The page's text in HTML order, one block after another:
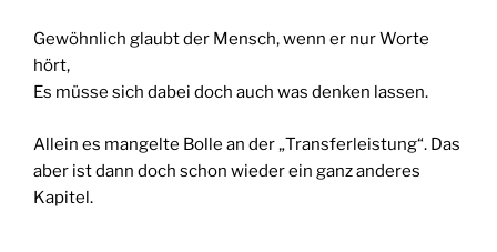
Gewöhnlich glaubt der Mensch, wenn er nur Worte
hört,
Es müsse sich dabei doch auch was denken lassen.
Allein es mangelte Bolle an der „Transferleistung“. Das
aber ist dann doch schon wieder ein ganz anderes
Kapitel.